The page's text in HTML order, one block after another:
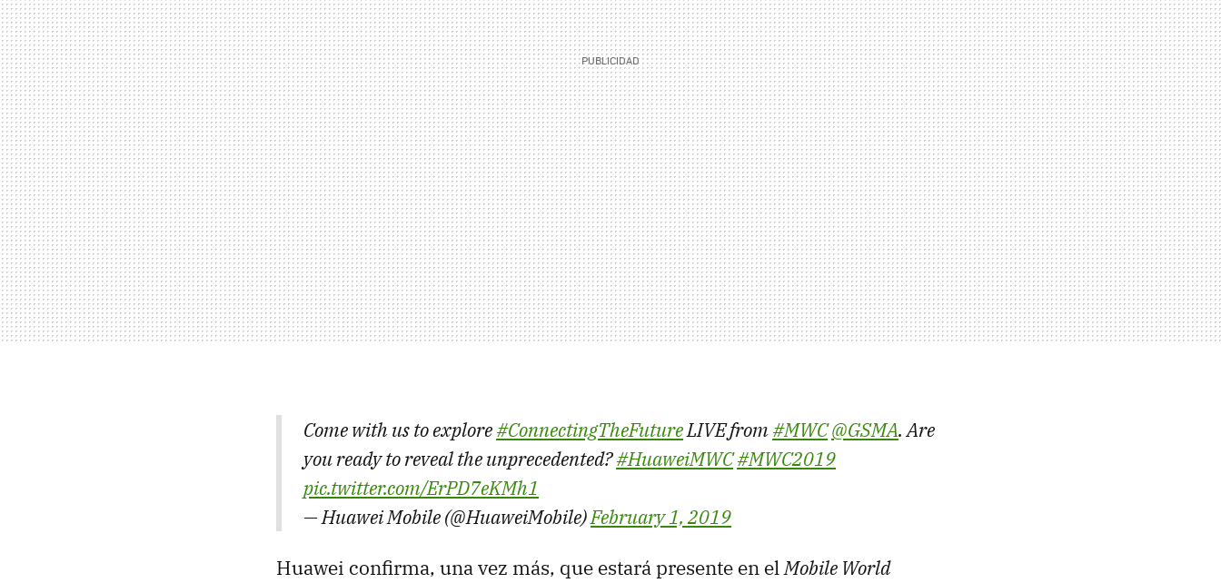
Come with us to explore#ConnectingTheFutureLIVE from#MWC@GSMA. Are
you ready to reveal the unprecedented?#HuaweiMWC#MWC2019
pic.twitter.com/ErPD7eKMh1
— Huawei Mobile (@HuaweiMobile)February 1, 2019
Huawei confirma, una vez más, que estará presente en elMobile World